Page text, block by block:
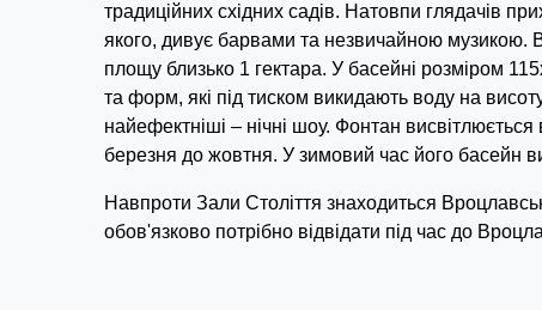
традиційних східних садів. Натовпи глядачів
якого, дивує барвами та незвичайною музикою.
площу близько 1 гектара. У басейні розміром
та форм, які під тиском викидають воду на
найефектніші – нічні шоу. Фонтан
березня до жовтня. У зимовий час його басейн
Навпроти Зали Століття знаходиться
обов'язково потрібно відвідати під час до